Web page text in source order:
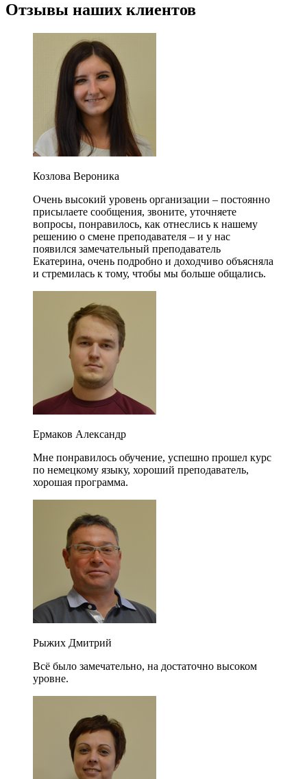
Отзывы наших клиентов
Козлова Вероника
Очень высокий уровень организации – постоянно
присылаете сообщения, звоните, уточняете
вопросы, понравилось, как отнеслись к нашему
решению о смене преподавателя – и у нас
появился замечательный преподаватель
Екатерина, очень подробно и доходчиво объясняла
и стремилась к тому, чтобы мы больше общались.
Ермаков Александр
Мне понравилось обучение, успешно прошел курс
по немецкому языку, хороший преподаватель,
хорошая программа.
Рыжих Дмитрий
Всё было замечательно, на достаточно высоком
уровне.